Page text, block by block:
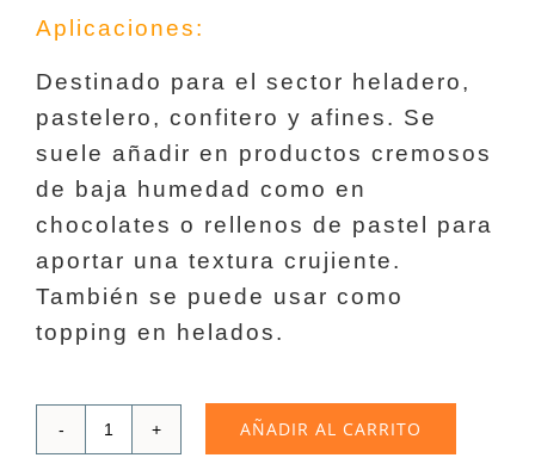
Aplicaciones:
Destinado para el sector heladero,
pastelero, confitero y afines. Se
suele añadir en productos cremosos
de baja humedad como en
chocolates o rellenos de pastel para
aportar una textura crujiente.
También se puede usar como
topping en helados.
Paillete
AÑADIR AL CARRITO